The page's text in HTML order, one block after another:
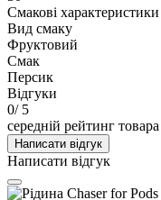
Смакові характеристики
Вид смаку
Фруктовий
Смак
Персик
Відгуки
0/ 5
середній рейтинг товара
Написати відгук
Написати відгук